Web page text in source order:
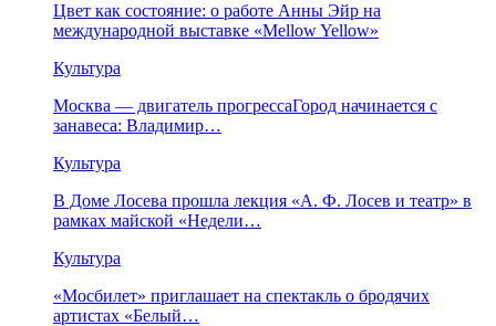
Цвет как состояние: о работе Анны Эйр на
международной выставке «Mellow Yellow»
Культура
Москва — двигатель прогрессаГород начинается с
занавеса: Владимир…
Культура
В Доме Лосева прошла лекция «А. Ф. Лосев и театр» в
рамках майской «Недели…
Культура
«Мосбилет» приглашает на спектакль о бродячих
артистах «Белый…